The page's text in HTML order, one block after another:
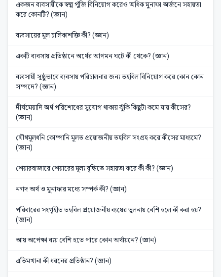
একজন ব্যবসায়ীকে স্বল্প পুঁজি বিনিয়োগ করেও অধিক মুনাফা অর্জনে সহায়তা
করে কোনটি? (জ্ঞান)
ব্যবসায়ের মূল চালিকাশক্তি কী? (জ্ঞান)
একটি ব্যবসায় প্রতিষ্ঠানে অর্থের আগমন ঘটে কী থেকে? (জ্ঞান)
ব্যবসায়ী সুষ্ঠুভাবে ব্যবসায় পরিচালনার জন্য তহবিল বিনিয়োগ করে কোন কোন
সম্পদে? (জ্ঞান)
দীর্ঘমেয়াদি অর্থ পরিশোধের সুযোগ থাকায় ঝুঁকি কিছুটা কমে যায় কীসের?
(জ্ঞান)
যৌথমূলধনি কোম্পানি মূলত প্রয়োজনীয় তহবিল সংগ্রহ করে কীসের মাধ্যমে?
(জ্ঞান)
শেয়ারবাজারে শেয়ারের মূল্য বৃদ্ধিতে সহায়তা করে কী কী? (জ্ঞান)
নগদ অর্থ ও মুনাফার মধ্যে সম্পর্ক কী? (জ্ঞান)
পরিবারের সংগৃহীত তহবিল প্রয়োজনীয় ব্যয়ের তুলনায় বেশি হলে কী করা হয়?
(জ্ঞান)
আয় অপেক্ষা ব্যয় বেশি হতে পারে কোন অর্থায়নে? (জ্ঞান)
এতিমখানা কী ধরনের প্রতিষ্ঠান? (জ্ঞান)